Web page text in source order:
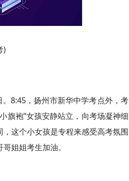
)
8:45，扬州市新华中学考点外，考
旗袍”女孩安静站立，向考场凝神细
这个小女孩是专程来感受高考氛围
姐姐考生加油。